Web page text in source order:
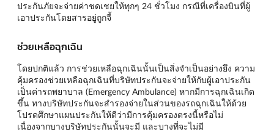
ประกันภัยจะจ่ายค่าชดเชยให้ทุกๆ 24 ชั่วโมง กรณีที่เครื่องบินที่ผู้
เอาประกันโดยสารอยู่ถูกจี้
ช่วยเหลือฉุกเฉิน
โดยปกติแล้ว การช่วยเหลือฉุกเฉินนั้นเป็นสิ่งจำเป็นอย่างยึง ความ
คุ้มครองช่วยเหลือฉุกเฉินที่บริษัทประกันจะจ่ายให้กับผู้เอาประกัน
เป็นค่ารถพยาบาล (Emergency Ambulance) หากมีการฉุกเฉินเกิด
ขึ้น ทางบริษัทประกันจะสำรองจ่ายในส่วนของรถฉุกเฉินให้ด้วย
โปรดศึกษาแผนประกันให้ดีว่ามีการคุ้มครองตรงนี้หรือไม่
เนื่องจากบางบริษัทประกันนั้นจะมี และบางที่จะไม่มี